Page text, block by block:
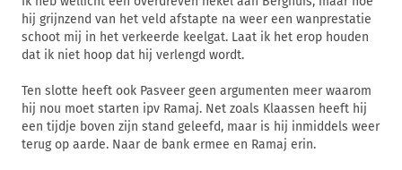
hij grijnzend van het veld afstapte na weer een wanprestatie
schoot mij in het verkeerde keelgat. Laat ik het erop houden
dat ik niet hoop dat hij verlengd wordt.
Ten slotte heeft ook Pasveer geen argumenten meer waarom
hij nou moet starten ipv Ramaj. Net zoals Klaassen heeft hij
een tijdje boven zijn stand geleefd, maar is hij inmiddels weer
terug op aarde. Naar de bank ermee en Ramaj erin.